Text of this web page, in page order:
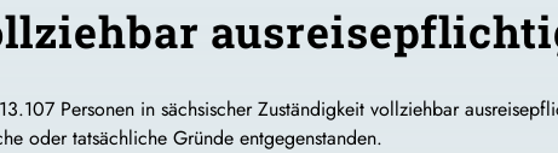
Personen in sächsischer Zuständigkeit vollziehbar
oder tatsächliche Gründe entgegenstanden.